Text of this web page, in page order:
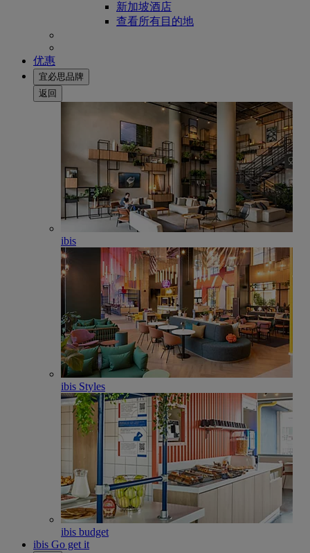
新加坡酒店
查看所有目的地
优惠
宜必思品牌
返回
ibis
ibis Styles
ibis budget
ibis Go get it